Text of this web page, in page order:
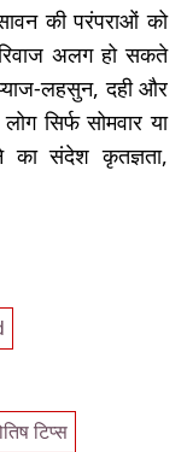
की परंपराओं को
अलग हो सकते
लहसुन, दही और
सिर्फ सोमवार या
संदेश कृतज्ञता,
टिप्स